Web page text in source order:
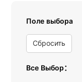
Поле выбора
Сбросить
Все Выбор：